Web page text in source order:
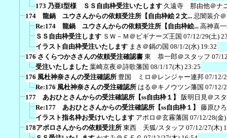
173 乃亜I型様 ＳＳ自由枠受注いたします 久遠寺 那由他＠ナ
174 龍鍋 ユウさんからの依頼受注所【自由枠絵２文... 忌闇装介
Re:174 龍鍋 ユウさんからの依頼受注所【自由枠絵... 高神喜
ＳＳ自由枠受注します ＳＷ－Ｍ＠ビギナーズ王国 07/12/29(土)
イラスト自由枠受注いたします まき＠鍋の国 08/1/2(水) 19:32
176 さくらつかささんの依頼受注確認書 東 恭一郎＠スタッフ 07/
受注いたしました 葉崎京夜＠詩歌藩国 08/1/17(木) 23:25
176 風杜神奈さんの受注確認所 豊国 ミロ＠レンジャー連邦 07/12/
Re:176 風杜神奈さんの受注確認所 はる＠キノウツン藩国 07/12/
177 あおひとさんからの受注確認所【ss自由枠１】
阪明日見＠ス
Re:177 あおひとさんからの受注確認所【ss自由枠１】
藤原ひ
イラスト指名枠お受けいたします アポロ＠玄霧藩国 07/12/28(金
178アポロさんからの依頼受注所 東西 天狐/スタッフ 07/12/27(木)